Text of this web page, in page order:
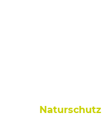
Naturschutz